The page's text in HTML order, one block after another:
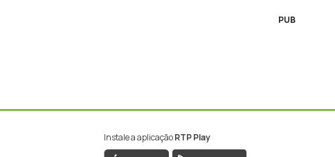
PUB
Instale a aplicaçãoRTP Play